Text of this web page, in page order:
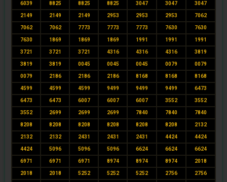
6039 8825 8825 8825 3047 3047 3047
2149 2149 2149 2953 2953 2953 7062
7062 7062 7773 7773 7773 7630 7630
7630 1869 1869 1869 1991 1991 1991
3721 3721 3721 4316 4316 4316 3819
3819 3819 0045 0045 0045 0079 0079
0079 2186 2186 2186 8168 8168 8168
4599 4599 4599 9499 9499 9499 6473
6473 6473 6007 6007 6007 3552 3552
3552 2699 2699 2699 7840 7840 7840
8208 8208 8208 8208 8208 8208 2132
2132 2132 2431 2431 2431 4424 4424
4424 5096 5096 5096 6624 6624 6624
6971 6971 6971 8974 8974 8974 2018
2018 2018 5252 5252 5252 2756 2756